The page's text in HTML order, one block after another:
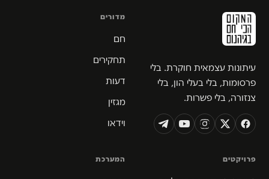
עיתונות עצמאית חוקרת. בלי
פרסומות, בלי בעלי הון, בלי
צנזורה, בלי פשרות.
מדורים
חם
תחקירים
דעות
מגזין
וידאו
פרויקטים המערכת